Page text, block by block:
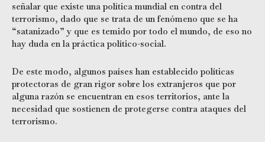
señalar que existe una política mundial en contra del
terrorismo, dado que se trata de un fenómeno que se ha
“satanizado” y que es temido por todo el mundo, de eso no
hay duda en la práctica político-social.
De este modo, algunos países han establecido políticas
protectoras de gran rigor sobre los extranjeros que por
alguna razón se encuentran en esos territorios, ante la
necesidad que sostienen de protegerse contra ataques del
terrorismo.